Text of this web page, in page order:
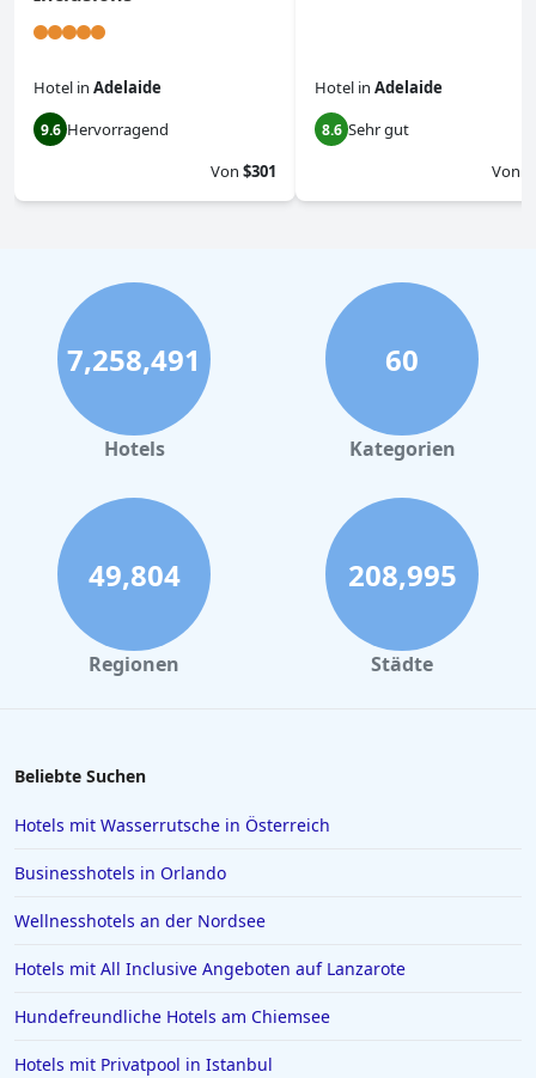
Hotel in Adelaide
9.6 Hervorragend
Von $301
Hotel in Adelaide
8.6 Sehr gut
Von
7,258,491
Hotels
60
Kategorien
49,804
Regionen
208,995
Städte
Beliebte Suchen
Hotels mit Wasserrutsche in Österreich
Businesshotels in Orlando
Wellnesshotels an der Nordsee
Hotels mit All Inclusive Angeboten auf Lanzarote
Hundefreundliche Hotels am Chiemsee
Hotels mit Privatpool in Istanbul